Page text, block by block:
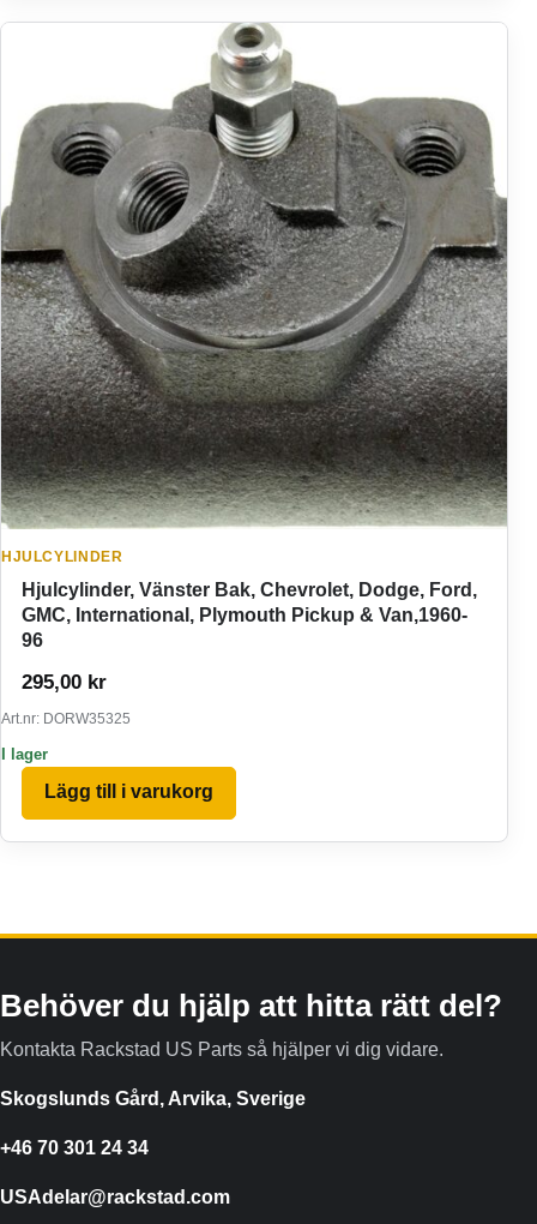
HJULCYLINDER
Hjulcylinder, Vänster Bak, Chevrolet, Dodge, Ford,
GMC, International, Plymouth Pickup & Van,1960-
96
295,00 kr
Art.nr: DORW35325
I lager
Lägg till i varukorg
Behöver du hjälp att hitta rätt del?
Kontakta Rackstad US Parts så hjälper vi dig vidare.
Skogslunds Gård, Arvika, Sverige
+46 70 301 24 34
USAdelar@rackstad.com